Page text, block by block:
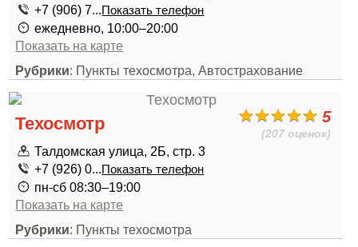
+7 (906) 7...Показать телефон
ежедневно, 10:00–20:00
Показать на карте
Рубрики: Пункты техосмотра, Автострахование
5
(207 оценок)
Техосмотр
Талдомская улица, 2Б, стр. 3
+7 (926) 0...Показать телефон
пн-сб 08:30–19:00
Показать на карте
Рубрики: Пункты техосмотра